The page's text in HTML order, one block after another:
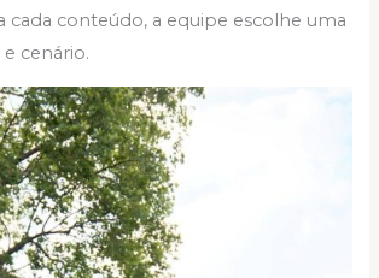
cada conteúdo, a equipe escolhe uma
cenário.